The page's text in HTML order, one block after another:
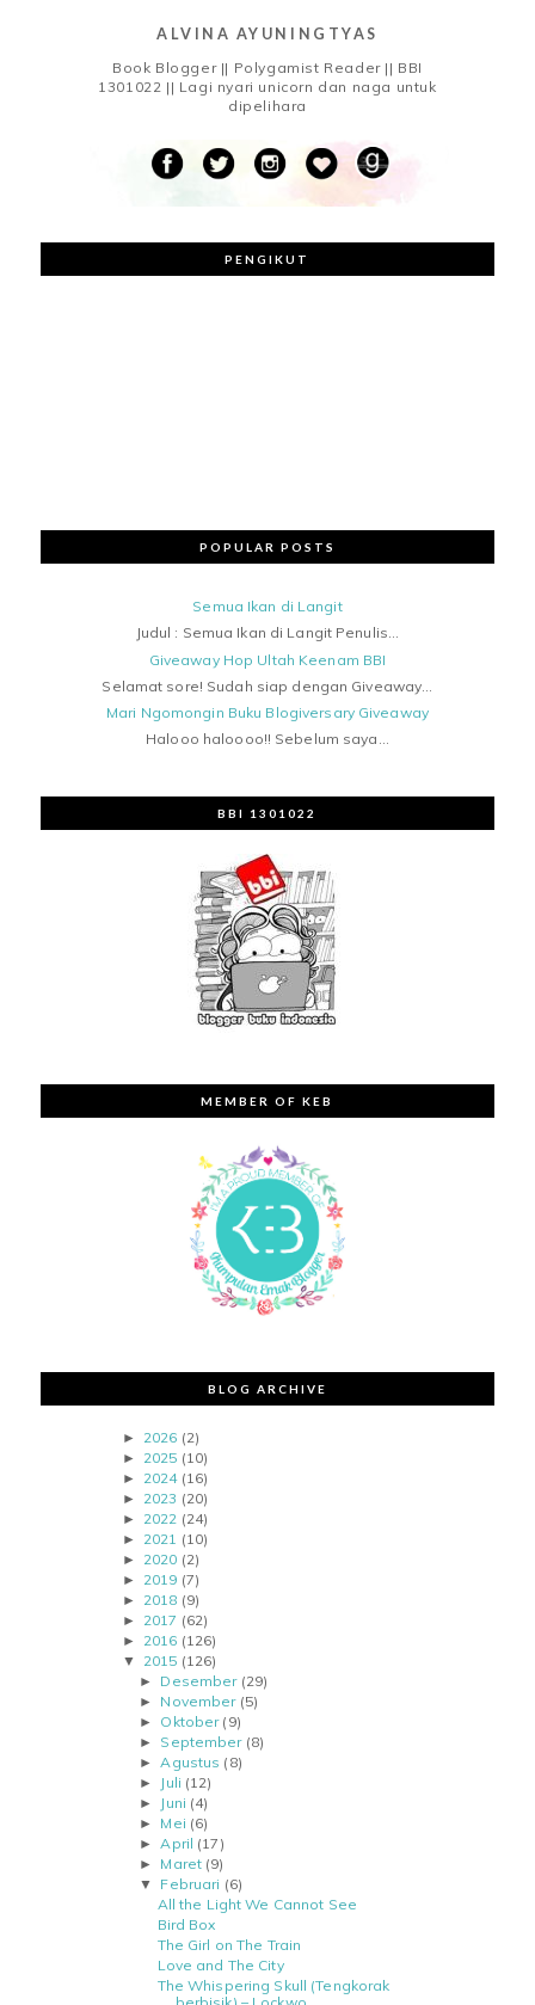
ALVINA AYUNINGTYAS
Book Blogger || Polygamist Reader || BBI
1301022 || Lagi nyari unicorn dan naga untuk
dipelihara
PENGIKUT
POPULAR POSTS
Semua Ikan di Langit
Judul : Semua Ikan di Langit Penulis...
Giveaway Hop Ultah Keenam BBI
Selamat sore! Sudah siap dengan Giveaway...
Mari Ngomongin Buku Blogiversary Giveaway
Halooo haloooo!! Sebelum saya...
BBI 1301022
MEMBER OF KEB
BLOG ARCHIVE
► 2026 (2)
► 2025 (10)
► 2024 (16)
► 2023 (20)
► 2022 (24)
► 2021 (10)
► 2020 (2)
► 2019 (7)
► 2018 (9)
► 2017 (62)
► 2016 (126)
▼ 2015 (126)
► Desember (29)
► November (5)
► Oktober (9)
► September (8)
► Agustus (8)
► Juli (12)
► Juni (4)
► Mei (6)
► April (17)
► Maret (9)
▼ Februari (6)
All the Light We Cannot See
Bird Box
The Girl on The Train
Love and The City
The Whispering Skull (Tengkorak